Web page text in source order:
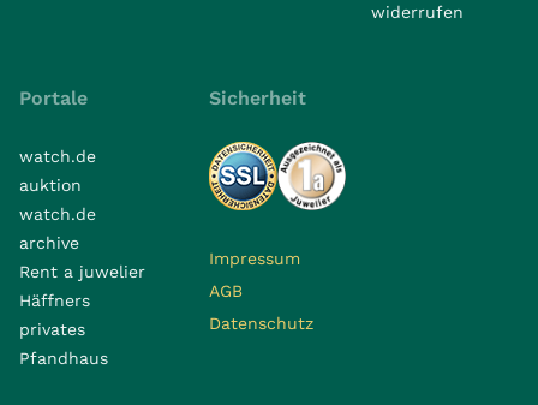
widerrufen
Portale
watch.de
auktion
watch.de
archive
Rent a juwelier
Häffners
privates
Pfandhaus
Sicherheit
Impressum
AGB
Datenschutz